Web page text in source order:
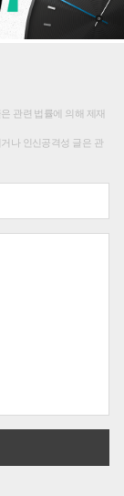
관련 법률에 의해 제재
나 인신공격성 글은 관